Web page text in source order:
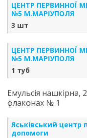
ЦЕНТР ПЕРВИННОЇ
№5 М.МАРІУПОЛЯ
3 шт
ЦЕНТР ПЕРВИННОЇ
№5 М.МАРІУПОЛЯ
1 туб
Емульсія нашкірна,
флаконах № 1
Яськівський центр
допомоги